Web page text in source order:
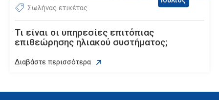
Σωλήνας ετικέτας
Τι είναι οι υπηρεσίες επιτόπιας
επιθεώρησης ηλιακού συστήματος;
Διαβάστε περισσότερα